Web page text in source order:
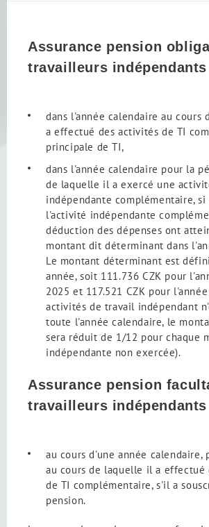
Assurance pension
travailleurs indépendants
dans l'année calendaire au cours
a effectué des activités de TI
principale de TI,
dans l'année calendaire pour la
de laquelle il a exercé une
indépendante complémentaire, si
l'activité indépendante
déduction des dépenses ont
montant dit déterminant dans
Le montant déterminant est
année, soit 111.736 CZK pour
2025 et 117.521 CZK pour
activités de travail indépendant
toute l'année calendaire, le
sera réduit de 1/12 pour chaque
indépendante non exercée).
Assurance pension
travailleurs indépendants
au cours d'une année calendaire,
au cours de laquelle il a effectué
de TI complémentaire, s'il a
pension.